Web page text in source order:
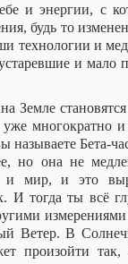
и энергии, с
будь то
технологии и
и
Земле
уже многократно
называете Бета-
но она не
и мир, и это
И тогда ты всё
Ветер. В
произойти